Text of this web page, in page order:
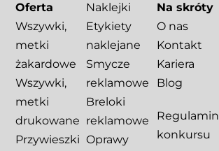
Oferta
Wszywki,
metki
żakardowe
Wszywki,
metki
drukowane
Przywieszki
Naklejki
Etykiety
naklejane
Smycze
reklamowe
Breloki
reklamowe
Oprawy
Na skróty
O nas
Kontakt
Kariera
Blog
Regulamin
konkursu